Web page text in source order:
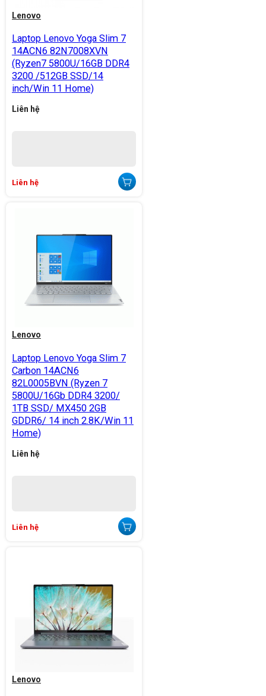
Lenovo
Laptop Lenovo Yoga Slim 7
14ACN6 82N7008XVN
(Ryzen7 5800U/16GB DDR4
3200 /512GB SSD/14
inch/Win 11 Home)
Liên hệ
Liên hệ
Lenovo
Laptop Lenovo Yoga Slim 7
Carbon 14ACN6
82L0005BVN (Ryzen 7
5800U/16Gb DDR4 3200/
1TB SSD/ MX450 2GB
GDDR6/ 14 inch 2.8K/Win 11
Home)
Liên hệ
Liên hệ
Lenovo